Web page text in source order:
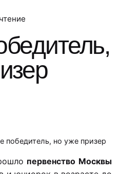
победитель, но уже призер
первенство Москвы